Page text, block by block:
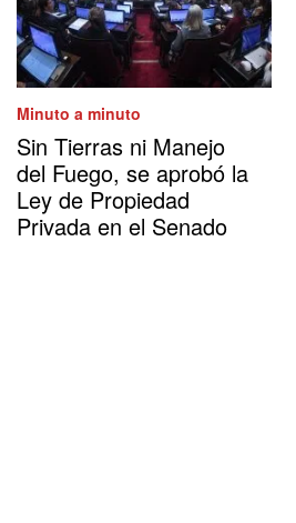
Minuto a minuto
Sin Tierras ni Manejo
del Fuego, se aprobó la
Ley de Propiedad
Privada en el Senado